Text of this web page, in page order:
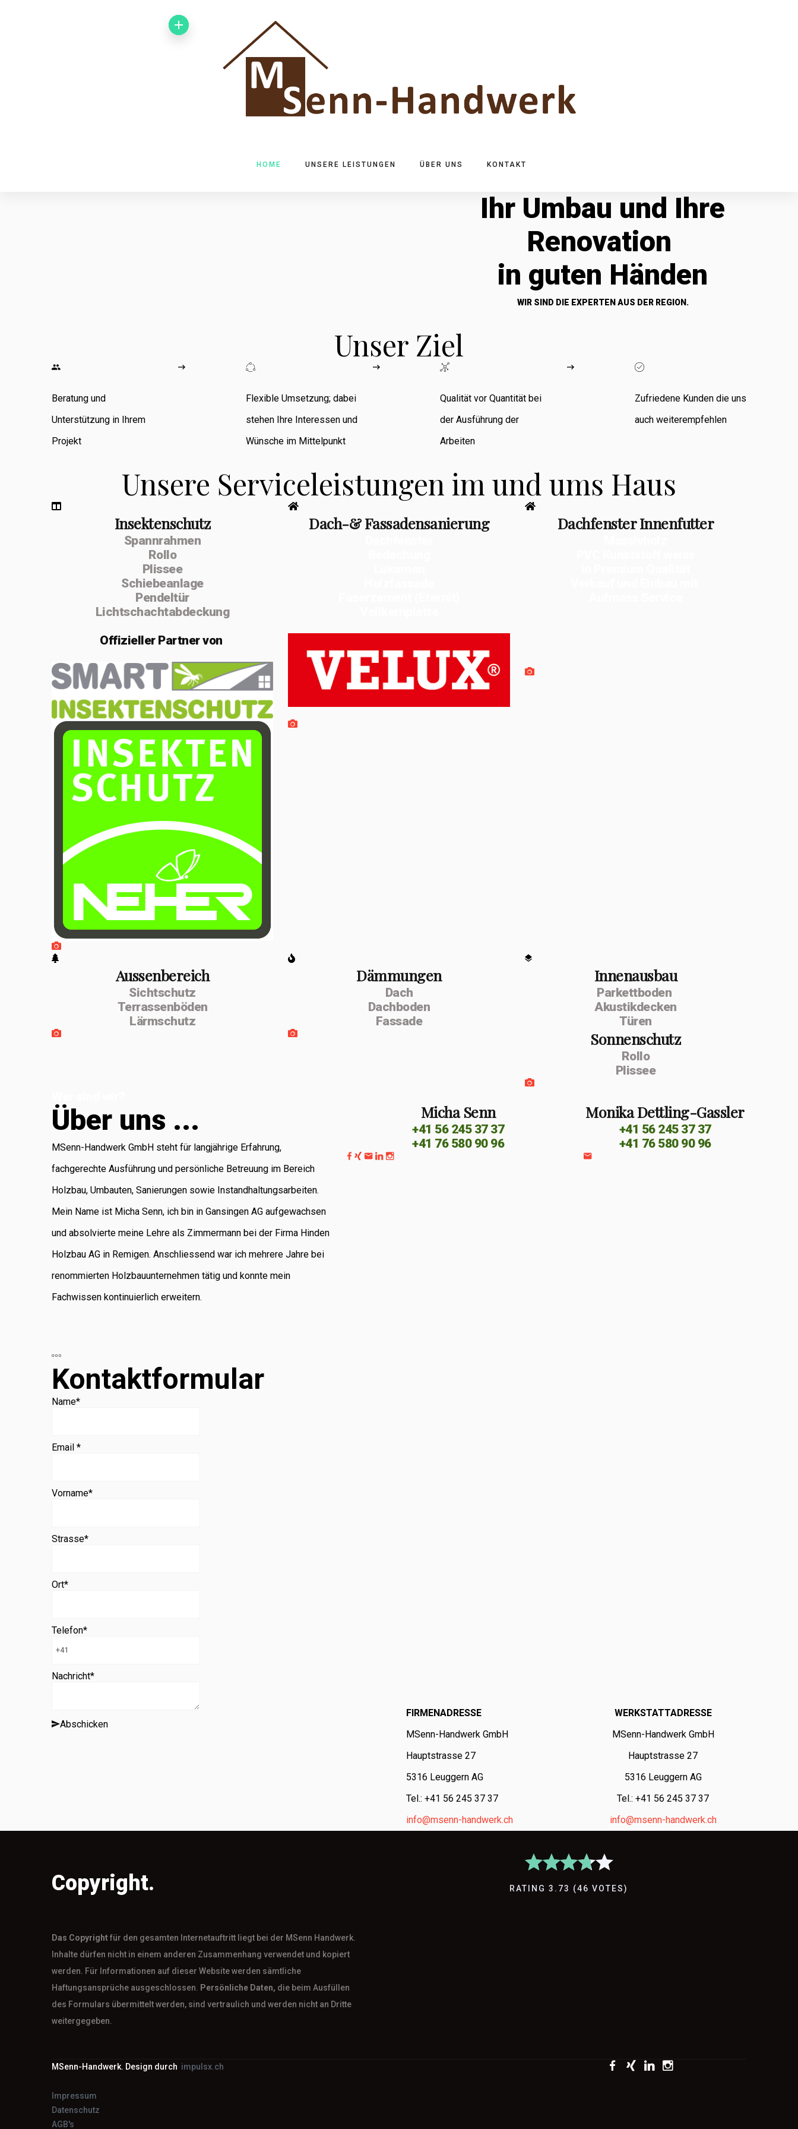
HOME UNSERE LEISTUNGEN ÜBER UNS KONTAKT
Ihr Umbau und Ihre
Renovation
in guten Händen
WIR SIND DIE EXPERTEN AUS DER REGION.
Unser Ziel
Beratung und
Unterstützung in Ihrem
Projekt
Flexible Umsetzung; dabei
stehen Ihre Interessen und
Wünsche im Mittelpunkt
Qualität vor Quantität bei
der Ausführung der
Arbeiten
Zufriedene Kunden die uns
auch weiterempfehlen
Unsere Serviceleistungen im und ums Haus
Insektenschutz
Spannrahmen
Rollo
Plissee
Schiebeanlage
Pendeltür
Lichtschachtabdeckung
OffiziellerPartner von
Dach-& Fassadensanierung Dachfenster Innenfutter
Aussenbereich
Sichtschutz
Terrassenböden
Lärmschutz
Dämmungen
Dach
Dachboden
Fassade
Innenausbau
Parkettboden
Akustikdecken
Türen
Sonnenschutz
Rollo
Plissee
Über uns ...
MSenn-Handwerk GmbH steht für langjährige Erfahrung,
fachgerechte Ausführung und persönliche Betreuung im Bereich
Holzbau, Umbauten, Sanierungen sowie Instandhaltungsarbeiten.
Mein Name ist Micha Senn, ich bin in Gansingen AG aufgewachsen
und absolvierte meine Lehre als Zimmermann bei der Firma Hinden
Holzbau AG in Remigen. Anschliessend war ich mehrere Jahre bei
renommierten Holzbauunternehmen tätig und konnte mein
Fachwissen kontinuierlich erweitern.
Zimmerarbeiten,
Umbauten,
Sanierungen
Im Februar 2020
gründete ich die
Einzelfirma
Februar 2026 die
Umwandlung zur
Handwerk GmbH.
Unterstützt
Monika Dettling-
und Buchhaltung
verantwortlich ist.
Als regional
verankertes
Unternehmen
grossen Wert auf
Zuverlässigkeit
Micha Senn
+41 56 245 37 37
+41 76 580 90 96
Monika Dettling-Gassler
+41 56 245 37 37
+41 76 580 90 96
Kontaktformular
Name*
Email *
Vorname*
Strasse*
Ort*
Telefon*
Nachricht*
Abschicken
FIRMENADRESSE
MSenn-Handwerk GmbH
Hauptstrasse 27
5316 Leuggern AG
Tel.: +41 56 245 37 37
info@msenn-handwerk.ch
WERKSTATTADRESSE
MSenn-Handwerk GmbH
Hauptstrasse 27
5316 Leuggern AG
Tel.: +41 56 245 37 37
info@msenn-handwerk.ch
Copyright.
Das Copyrightfür den gesamten Internetauftritt liegt bei der MSenn Handwerk.
Inhalte dürfen nicht in einem anderen Zusammenhang verwendet und kopiert
werden. Für Informationen auf dieser Website werden sämtliche
Haftungsansprüche ausgeschlossen. Persönliche Daten, die beim Ausfüllen
des Formulars übermittelt werden, sind vertraulich und werden nicht an Dritte
weitergegeben.
RATING3.73 (46 VOTES)
MSenn-Handwerk. Design durch impulsx.ch
Impressum
Datenschutz
AGB's